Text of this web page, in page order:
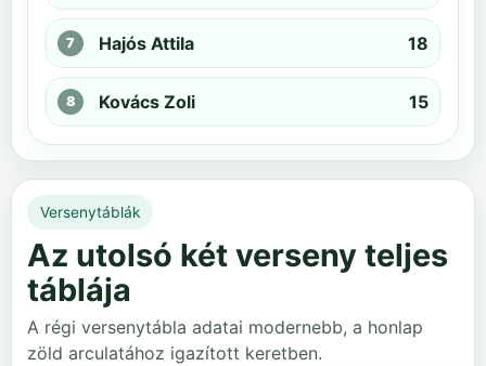
Hajós Attila 18
Kovács Zoli 15
Versenytáblák
Az utolsó két verseny teljes
táblája
A régi versenytábla adatai modernebb, a honlap
zöld arculatához igazított keretben.